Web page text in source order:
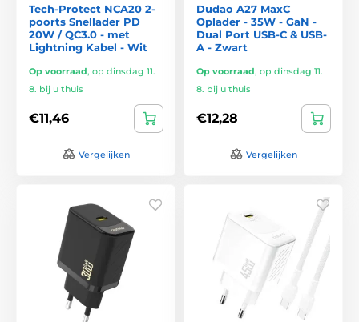
Tech-Protect NCA20 2-
poorts Snellader PD
20W / QC3.0 - met
Lightning Kabel - Wit
Op voorraad, op dinsdag 11.
8. bij u thuis
€11,46
Vergelijken
Dudao A27 MaxC
Oplader - 35W - GaN -
Dual Port USB-C & USB-
A - Zwart
Op voorraad, op dinsdag 11.
8. bij u thuis
€12,28
Vergelijken